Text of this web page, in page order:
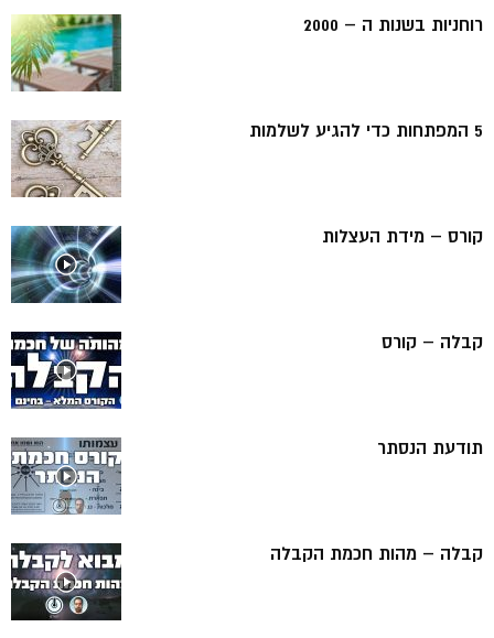
רוחניות בשנות ה – 2000
5 המפתחות כדי להגיע לשלמות
קורס – מידת העצלות
קבלה – קורס
תודעת הנסתר
קבלה – מהות חכמת הקבלה